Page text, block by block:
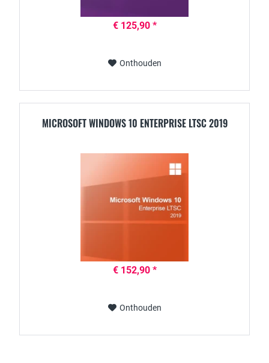
€ 125,90 *
Onthouden
MICROSOFT WINDOWS 10 ENTERPRISE LTSC 2019
€ 152,90 *
Onthouden